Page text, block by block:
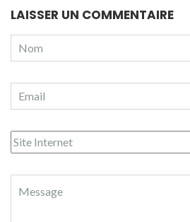
LAISSER UN COMMENTAIRE